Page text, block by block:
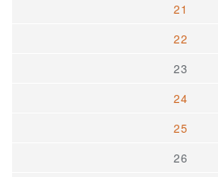
21
22
23
24
25
26